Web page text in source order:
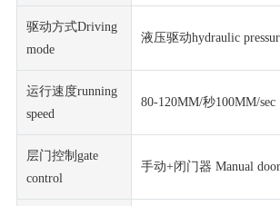
驱动方式Driving
mode
液压驱动hydraulic
运行速度running
speed
80-120MM/秒100MM/sec
层门控制gate
control
手动+闭门器 Manual